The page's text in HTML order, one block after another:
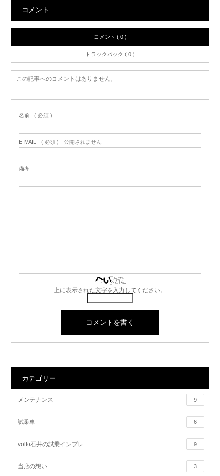
コメント
コメント ( 0 )
トラックバック ( 0 )
この記事へのコメントはありません。
名前 ( 必須 )
E-MAIL ( 必須 ) - 公開されません -
備考
上に表示された文字を入力してください。
カテゴリー
メンテナンス 9
試乗車 6
volto石井の試乗インプレ 9
当店の想い 3